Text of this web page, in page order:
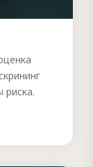
риска.